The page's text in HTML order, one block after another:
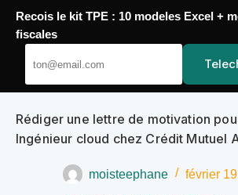
Passer
au
contenu
YoupiJobs
Rédiger une lettre de motivation
Ingénieur cloud chez Crédit Mutuel
moisteephane février
Recois le kit TPE : 10 modeles Excel +
fiscales